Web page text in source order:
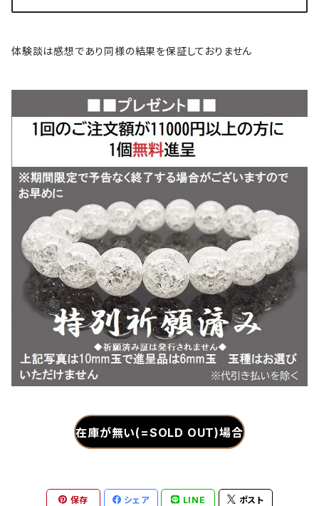
体験談は感想であり同様の結果を保証しておりません
在庫が無い(=SOLD OUT)場合
保存 シェア LINE ポスト